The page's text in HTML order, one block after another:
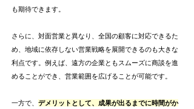
も期待できます。
さらに、対面営業と異なり、全国の顧客に対応できるた
め、地域に依存しない営業戦略を展開できるのも大きな
利点です。例えば、遠方の企業ともスムーズに商談を進
めることができ、営業範囲を広げることが可能です。
一方で、 デメリットとして、成果が出るまでに時間がか